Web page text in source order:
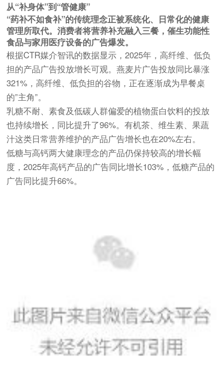
从“补身体”到“管健康”
“药补不如食补”的传统理念正被系统化、日常化的健康
管理所取代。消费者将营养补充融入三餐，催生功能性
食品与家用医疗设备的广告爆发。
根据CTR媒介智讯的数据显示，2025年，高纤维、低负
担的产品广告投放增长可观。燕麦片广告投放同比暴涨
321%，高纤维、低负担的谷物，正在逐渐成为早餐桌
的”主角”。
乳糖不耐、素食及低碳人群偏爱的植物蛋白饮料的投放
也持续增长，同比提升了96%。有机茶、维生素、果蔬
汁这类日常营养维护的产品广告增长也在20%左右。
低糖与高钙两大健康理念的产品仍保持较高的增长幅
度，2025年高钙产品的广告同比增长103%，低糖产品的
广告同比提升66%。